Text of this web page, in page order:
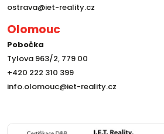
ostrava@iet-reality.cz
Olomouc
Pobočka
Tylova 963/2, 779 00
+420 222 310 399
info.olomouc@iet-reality.cz